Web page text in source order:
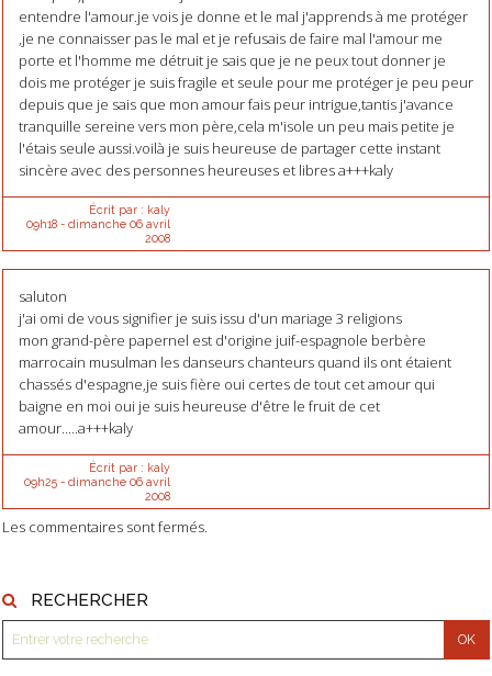
RECHERCHER
entendre l'amour.je vois je donne et le mal j'apprends à me protéger
,je ne connaisser pas le mal et je refusais de faire mal l'amour me
porte et l'homme me détruit je sais que je ne peux tout donner je
dois me protéger je suis fragile et seule pour me protéger je peu peur
depuis que je sais que mon amour fais peur intrigue,tantis j'avance
tranquille sereine vers mon père,cela m'isole un peu mais petite je
l'étais seule aussi.voilà je suis heureuse de partager cette instant
sincère avec des personnes heureuses et libres a+++kaly
Écrit par : kaly
09h18- dimanche 06 avril
2008
saluton
j'ai omi de vous signifier je suis issu d'un mariage 3 religions
mon grand-père papernel est d'origine juif-espagnole berbère
marrocain musulman les danseurs chanteurs quand ils ont étaient
chassés d'espagne,je suis fière oui certes de tout cet amour qui
baigne en moi oui je suis heureuse d'être le fruit de cet
amour.....a+++kaly
Écrit par : kaly
09h25- dimanche 06 avril
2008
Les commentaires sont fermés.